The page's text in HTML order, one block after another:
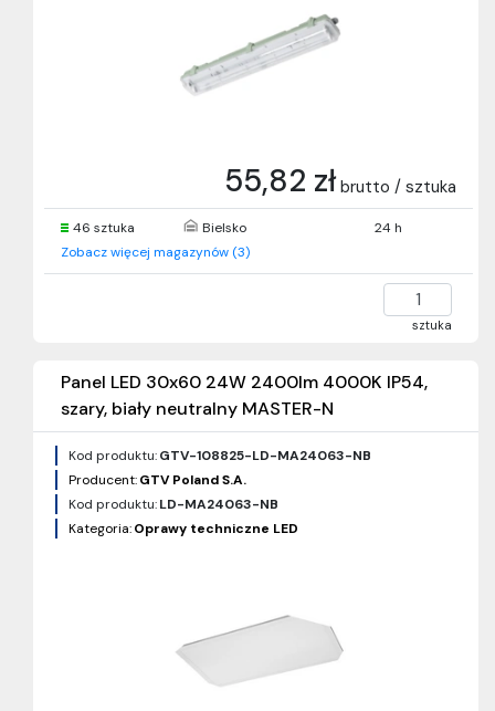
55,82 zł brutto / sztuka
46 sztuka Bielsko
24 h
Zobacz więcej magazynów (3)
sztuka
Panel LED 30x60 24W 2400lm 4000K IP54,
szary, biały neutralny MASTER-N
Kod produktu:GTV-108825-LD-MA24063-NB
Producent:GTV Poland S.A.
Kod produktu:LD-MA24063-NB
Kategoria:Oprawy techniczne LED